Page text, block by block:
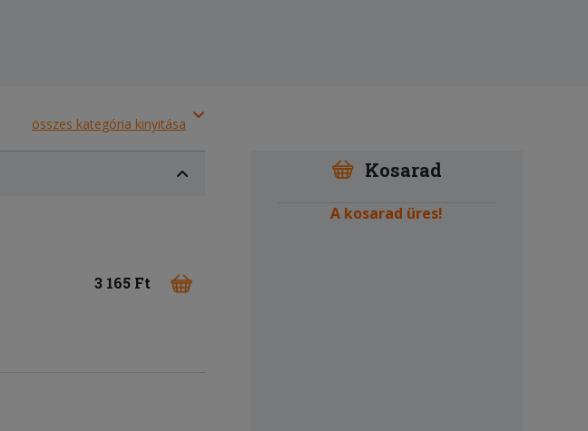
összes kategória kinyitása
3 165 Ft
Kosarad
A kosarad üres!